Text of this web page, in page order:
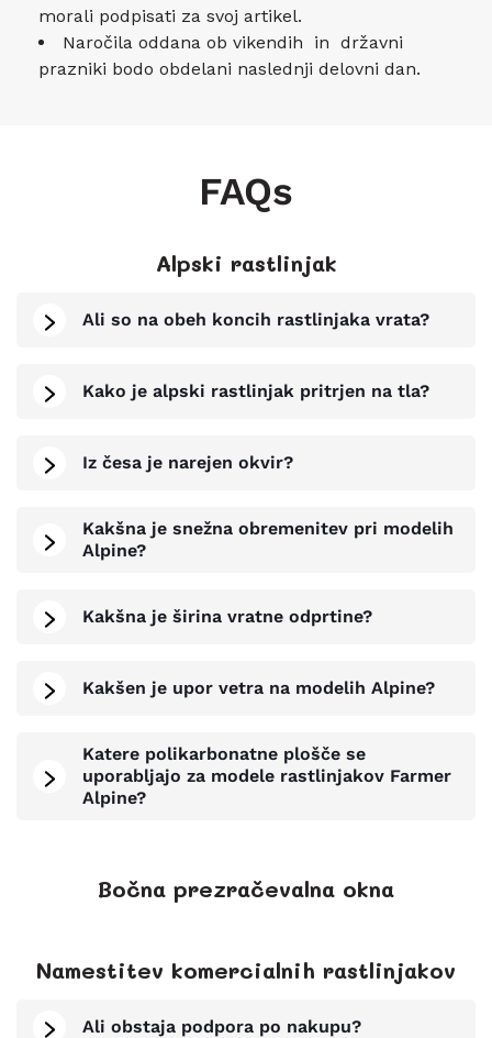
morali podpisati za svoj artikel.
Naročila oddana ob vikendih in državni
prazniki bodo obdelani naslednji delovni dan.
FAQs
Alpski rastlinjak
Ali so na obeh koncih rastlinjaka vrata?
Kako je alpski rastlinjak pritrjen na tla?
Iz česa je narejen okvir?
Kakšna je snežna obremenitev pri modelih
Alpine?
Kakšna je širina vratne odprtine?
Kakšen je upor vetra na modelih Alpine?
Katere polikarbonatne plošče se
uporabljajo za modele rastlinjakov Farmer
Alpine?
Bočna prezračevalna okna
Namestitev komercialnih rastlinjakov
Ali obstaja podpora po nakupu?